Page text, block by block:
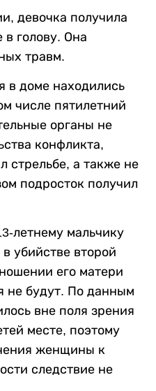
девочка получила
в голову. Она
травм.
в доме находились
числе пятилетний
органы не
конфликта,
стрельбе, а также не
подросток получил
летнему мальчику
убийстве второй
его матери
не будут. По данным
вне поля зрения
месте, поэтому
женщины к
следствие не